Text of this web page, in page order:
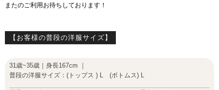
またのご利用お待ちしております！
【お客様の普段の洋服サイズ】
31歳~35歳｜身長167cm ｜
普段の洋服サイズ：(トップス ) L (ボトムス) L